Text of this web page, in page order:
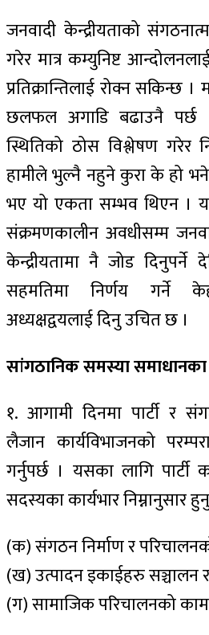
जनवादी केन्द्रीयताको
गरेर मात्र कम्युनिष्ट
प्रतिक्रान्तिलाई रोक्न सकिन्छ
छलफल अगाडि बढाउनै पर्छ
स्थितिको ठोस विश्लेषण गरेर
हामीले भुल्नै नहुने कुरा के हो भने
भए यो एकता सम्भव थिएन ।
संक्रमणकालीन अवधीसम्म
केन्द्रीयतामा नै जोड
सहमतिमा निर्णय गर्ने
अध्यक्षद्वयलाई दिनु उचित छ ।
सांगठानिक समस्या
१. आगामी दिनमा पार्टी र
लैजान कार्यविभाजनको
गर्नुपर्छ । यसका लागि पार्टी
सदस्यका कार्यभार निम्नानुसार
(क) संगठन निर्माण र
(ख) उत्पादन इकाईहरु सञ्चालन
(ग) सामाजिक परिचालनको